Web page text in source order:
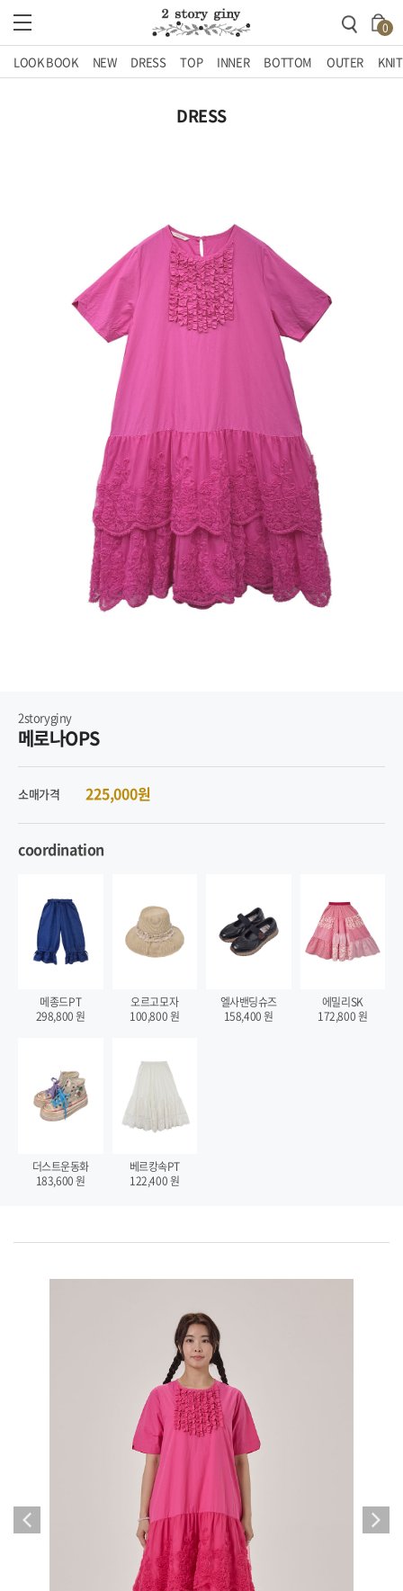
0
LOOK BOOK NEW DRESS TOP INNER BOTTOM OUTER KNIT
DRESS
2storyginy
메로나OPS
소매가격 225,000원
coordination
메종드PT
298,800원
오르고모자
100,800원
엘사밴딩슈즈
158,400원
에밀리SK
172,800원
더스트운동화
183,600원
베르캉속PT
122,400원